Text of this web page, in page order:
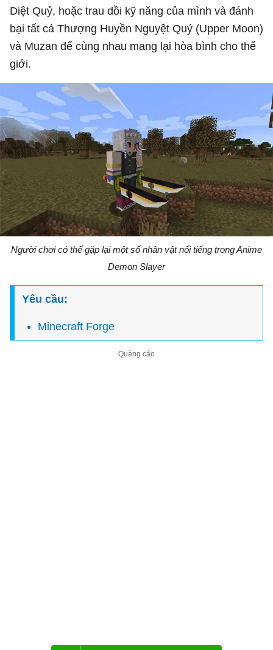
Diệt Quỷ, hoặc trau dồi kỹ năng của mình và đánh
bại tất cả Thượng Huyền Nguyệt Quỷ (Upper Moon)
và Muzan để cùng nhau mang lại hòa bình cho thế
giới.
Người chơi có thể gặp lại một số nhân vật nổi tiếng trong Anime
Demon Slayer
Yêu cầu:
Minecraft Forge